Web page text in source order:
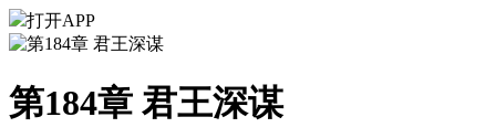
打开APP
第184章 君王深谋